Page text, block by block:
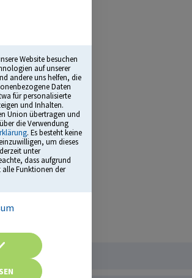
Website besuchen
auf unserer
andere uns helfen, die
Daten
für personalisierte
und Inhalten.
Union übertragen und
die Verwendung
. Es besteht keine
um dieses
unter
dass aufgrund
Funktionen der
mit Erklärvideos
(GdP)